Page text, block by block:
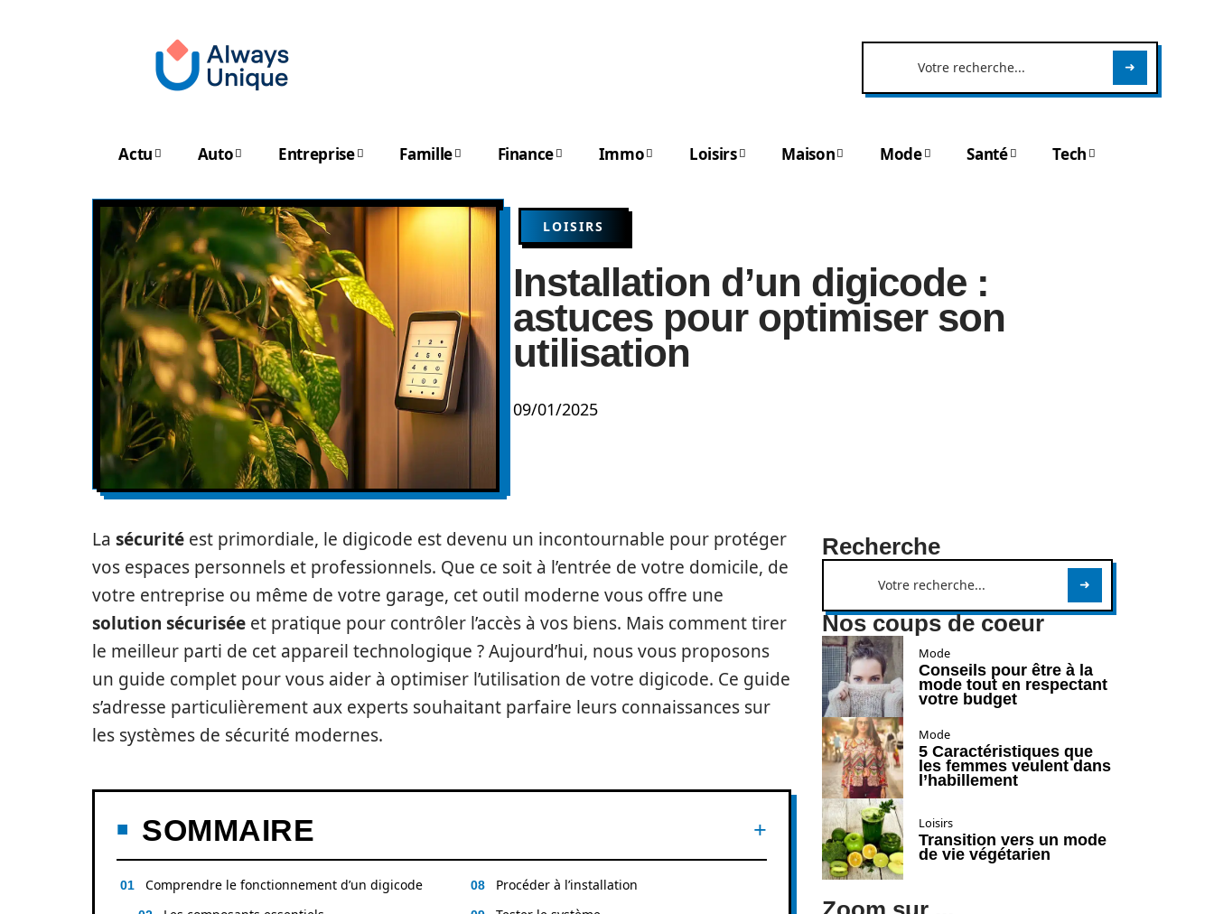
Actu Auto Entreprise Famille Finance Immo Loisirs Maison Mode Santé Tech
LOISIRS
Installation d’un digicode :
astuces pour optimiser son
utilisation
09/01/2025
La sécurité est primordiale, le digicode est devenu un incontournable pour protéger
vos espaces personnels et professionnels. Que ce soit à l’entrée de votre domicile, de
votre entreprise ou même de votre garage, cet outil moderne vous offre une
solution sécurisée et pratique pour contrôler l’accès à vos biens. Mais comment tirer
le meilleur parti de cet appareil technologique ? Aujourd’hui, nous vous proposons
un guide complet pour vous aider à optimiser l’utilisation de votre digicode. Ce guide
s’adresse particulièrement aux experts souhaitant parfaire leurs connaissances sur
les systèmes de sécurité modernes.
SOMMAIRE
Comprendre le fonctionnement d’un digicode
Procéder à l’installation
Recherche
Nos coups de coeur
Mode
Conseils pour être à la
mode tout en respectant
votre budget
Mode
5 Caractéristiques que
les femmes veulent dans
l’habillement
Loisirs
Transition vers un mode
de vie végétarien